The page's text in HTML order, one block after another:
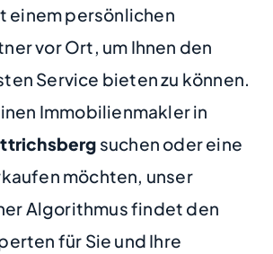
einem persönlichen
vor Ort, um Ihnen den
Service bieten zu können.
Immobilienmakler in
suchen oder eine
möchten, unser
Algorithmus findet den
für Sie und Ihre